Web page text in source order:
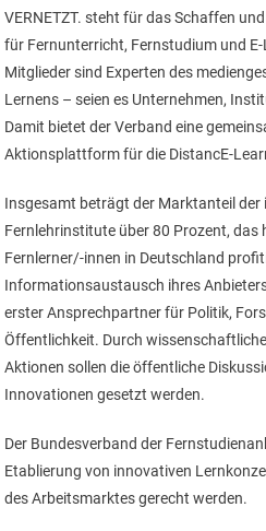
VERNETZT. steht für das Schaffen
für Fernunterricht, Fernstudium und
Mitglieder sind Experten des
Lernens – seien es Unternehmen,
Damit bietet der Verband eine
Aktionsplattform für die DistancE-
Insgesamt beträgt der Marktanteil
Fernlehrinstitute über 80 Prozent, das
Fernlerner/-innen in Deutschland
Informationsaustausch ihres
erster Ansprechpartner für Politik,
Öffentlichkeit. Durch
Aktionen sollen die öffentliche
Innovationen gesetzt werden.
Der Bundesverband der
Etablierung von innovativen
des Arbeitsmarktes gerecht werden.